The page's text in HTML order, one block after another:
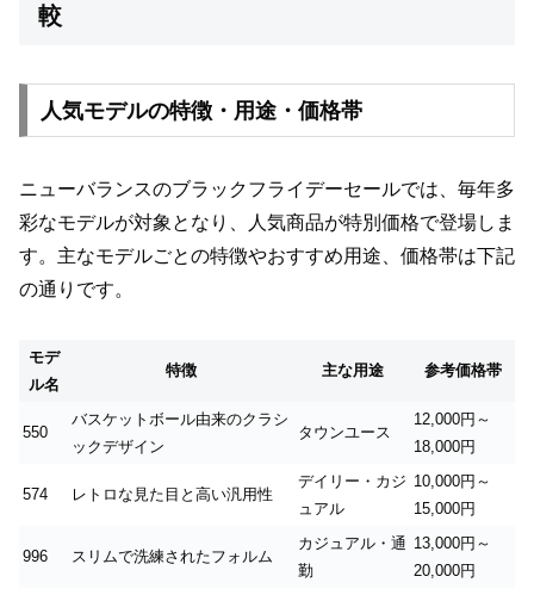
較
人気モデルの特徴・用途・価格帯
ニューバランスのブラックフライデーセールでは、毎年多
彩なモデルが対象となり、人気商品が特別価格で登場しま
す。主なモデルごとの特徴やおすすめ用途、価格帯は下記
の通りです。
モデ
ル名
特徴 主な用途 参考価格帯
550
バスケットボール由来のクラシ
ックデザイン
タウンユース
12,000円～
18,000円
574 レトロな見た目と高い汎用性
デイリー・カジ
ュアル
10,000円～
15,000円
996 スリムで洗練されたフォルム
カジュアル・通
勤
13,000円～
20,000円